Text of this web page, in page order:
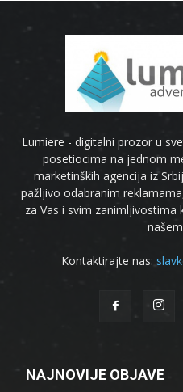
Lumiere - digitalni prozor u
posetiocima na jednom
marketinških agencija iz
pažljivo odabranim
za Vas i svim
Kontaktirajte nas:
NAJNOVIJE OBJAVE